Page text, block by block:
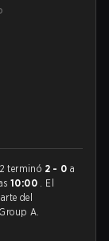
terminó 2 - 0 a
10:00 . El
del
A.